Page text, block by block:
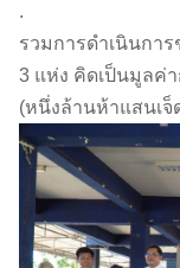
.
รวมการดำเนินกา
3 แห่ง คิดเป็นมูลค่
(หนึ่งล้านห้าแสนเ